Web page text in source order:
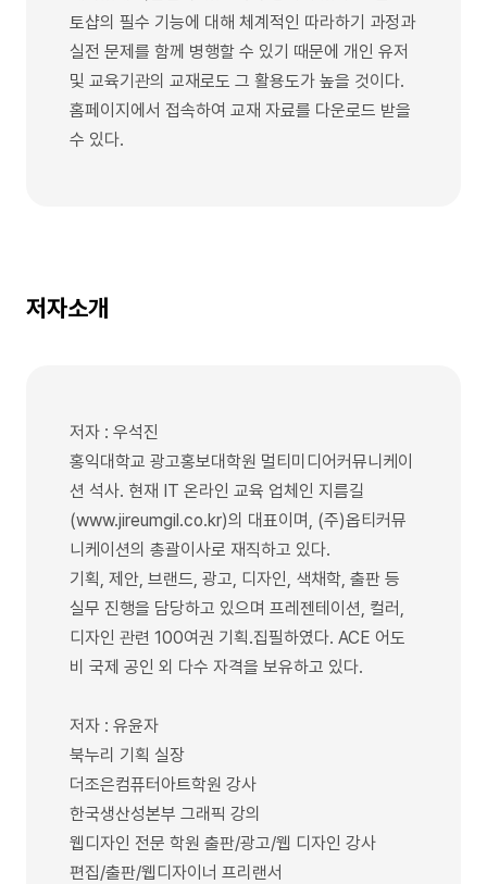
토샵의 필수 기능에 대해 체계적인 따라하기 과정과
실전 문제를 함께 병행할 수 있기 때문에 개인 유저
및 교육기관의 교재로도 그 활용도가 높을 것이다.
홈페이지에서 접속하여 교재 자료를 다운로드 받을
수 있다.
저자소개
저자 : 우석진
홍익대학교 광고홍보대학원 멀티미디어커뮤니케이
션 석사. 현재 IT 온라인 교육 업체인 지름길
(www.jireumgil.co.kr)의 대표이며, (주)옵티커뮤
니케이션의 총괄이사로 재직하고 있다.
기획, 제안, 브랜드, 광고, 디자인, 색채학, 출판 등
실무 진행을 담당하고 있으며 프레젠테이션, 컬러,
디자인 관련 100여권 기획.집필하였다. ACE 어도
비 국제 공인 외 다수 자격을 보유하고 있다.
저자 : 유윤자
북누리 기획 실장
더조은컴퓨터아트학원 강사
한국생산성본부 그래픽 강의
웹디자인 전문 학원 출판/광고/웹 디자인 강사
편집/출판/웹디자이너 프리랜서